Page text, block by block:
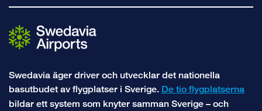
Swedavia äger driver och utvecklar det nationella
basutbudet av flygplatser i Sverige. De tio flygplatserna
bildar ett system som knyter samman Sverige – och